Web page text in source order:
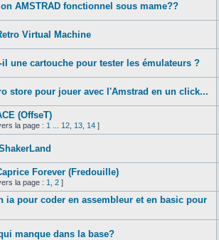
AMSTRAD fonctionnel sous mame??
Virtual Machine
il une cartouche pour tester les émulateurs ?
store pour jouer avec l'Amstrad en un click...
(OffseT)
la page : 1 12 13 14 ]
Forever (Fredouille)
la page : 1 2 ]
ia pour coder en assembleur et en basic pour
manque dans la base?